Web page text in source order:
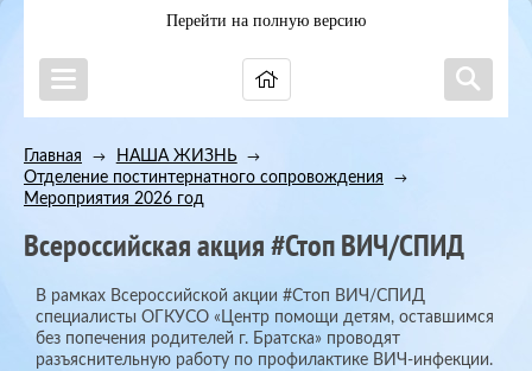
Перейти на полную версию
Главная → НАША ЖИЗНЬ →
Отделение постинтернатного сопровождения →
Мероприятия 2026 год
Всероссийская акция #Стоп ВИЧ/СПИД
В рамках Всероссийской акции #Стоп ВИЧ/СПИД
специалисты ОГКУСО «Центр помощи детям, оставшимся
без попечения родителей г. Братска» проводят
разъяснительную работу по профилактике ВИЧ-инфекции.